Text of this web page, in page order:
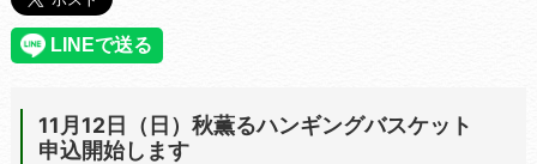
11月12日（日）秋薫るハンギングバスケット
申込開始します